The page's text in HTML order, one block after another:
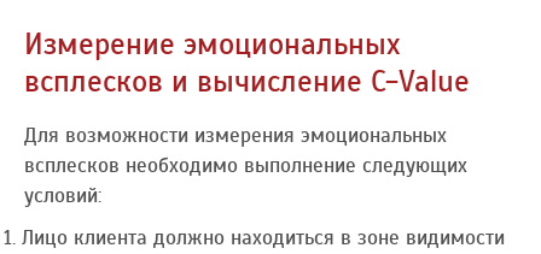
Измерение эмоциональных
всплесков и вычисление C-Value
Для возможности измерения эмоциональных
всплесков необходимо выполнение следующих
условий:
Лицо клиента должно находиться в зоне видимости